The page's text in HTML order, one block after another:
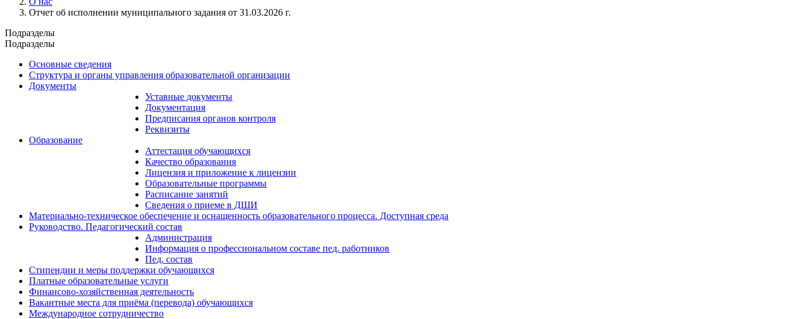
Отчет об исполнении муниципального задания от 31.03.2026 г.
Подразделы
Подразделы
Основные сведения
Структура и органы управления образовательной организации
Документы
Уставные документы
Документация
Предписания органов контроля
Реквизиты
Образование
Аттестация обучающихся
Качество образования
Лицензия и приложение к лицензии
Образовательные программы
Расписание занятий
Сведения о приеме в ДШИ
Материально-техническое обеспечение и оснащенность образовательного процесса. Доступная среда
Руководство. Педагогический состав
Администрация
Информация о профессиональном составе пед. работников
Пед. состав
Стипендии и меры поддержки обучающихся
Платные образовательные услуги
Финансово-хозяйственная деятельность
Вакантные места для приёма (перевода) обучающихся
Международное сотрудничество